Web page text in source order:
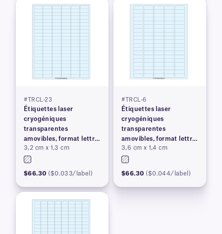
#TRCL-23
Étiquettes laser
cryogéniques
transparentes
amovibles, format lettre
US
3,2 cm x 1,3 cm
$66.30 ($0.033/label)
#TRCL-6
Étiquettes laser
cryogéniques
transparentes
amovibles, format lettre
US
3,6 cm x 1,4 cm
$66.30 ($0.044/label)